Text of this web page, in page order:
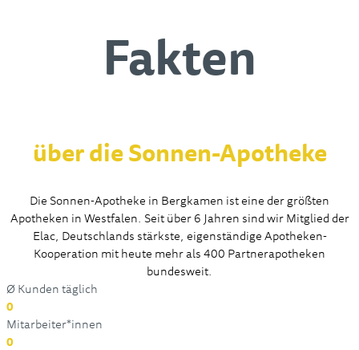
Fakten
über die Sonnen-Apotheke
Die Sonnen-Apotheke in Bergkamen ist eine der größten
Apotheken in Westfalen. Seit über 6 Jahren sind wir Mitglied der
Elac, Deutschlands stärkste, eigenständige Apotheken-
Kooperation mit heute mehr als 400 Partnerapotheken
bundesweit.
Ø Kunden täglich
0
Mitarbeiter*innen
0